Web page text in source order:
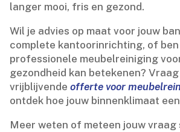
langer mooi, fris en gezond.​
Wil je advies op maat voor jouw
complete kantoorinrichting, of
professionele meubelreiniging
gezondheid kan betekenen?
vrijblijvendeofferte voor
ontdek hoe jouw binnenklimaat
Meer weten of meteen jouw